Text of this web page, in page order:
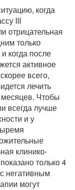
когда
III
отрицательная
только
когда после
активное
всего,
лечить
Чтобы
всегда лучше
и у
клинико-
только 4
негативным
могут